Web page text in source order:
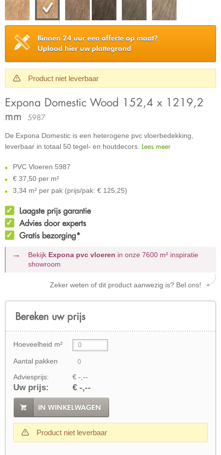
Binnen 24 uur een offerte op maat?
Upload hier uw plattegrond
Product niet leverbaar
Expona Domestic Wood 152,4 x 1219,2
mm
5987
De Expona Domestic is een heterogene pvc vloerbedekking,
leverbaar in totaal 50 tegel- en houtdecors. Lees meer
PVC Vloeren 5987
€ 37,50 per m²
3,34 m² per pak (prijs/pak: € 125,25)
Laagste prijs garantie
Advies door experts
Gratis bezorging*
Bekijk Expona pvc vloeren in onze 7600 m² inspiratie
showroom
Zeker weten of dit product aanwezig is? Bel ons!
Bereken uw prijs
Hoeveelheid m²
Aantal pakken
Adviesprijs: € -,--
Uw prijs: € -,--
IN WINKELWAGEN
Product niet leverbaar